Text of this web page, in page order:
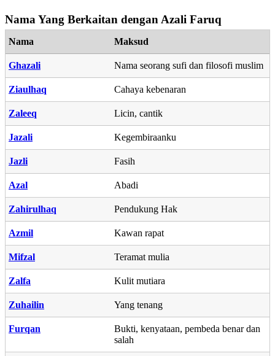
Nama Yang Berkaitan dengan Azali Faruq
Nama Maksud
Ghazali Nama seorang sufi dan filosofi muslim
Ziaulhaq Cahaya kebenaran
Zaleeq Licin, cantik
Jazali Kegembiraanku
Jazli Fasih
Azal Abadi
Zahirulhaq Pendukung Hak
Azmil Kawan rapat
Mifzal Teramat mulia
Zalfa Kulit mutiara
Zuhailin Yang tenang
Furqan
Bukti, kenyataan, pembeda benar dan
salah